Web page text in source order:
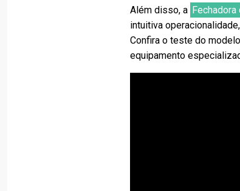
Além disso, a Fechadora
intuitiva
Confira o teste do
equipamento